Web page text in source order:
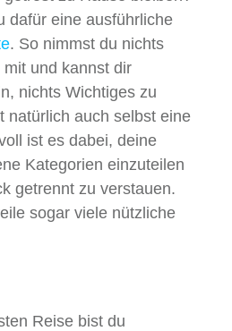
dafür eine ausführliche
. So nimmst du nichts
und kannst dir
nichts Wichtiges zu
natürlich auch selbst eine
ist es dabei, deine
Kategorien einzuteilen
getrennt zu verstauen.
sogar viele nützliche
Reise bist du